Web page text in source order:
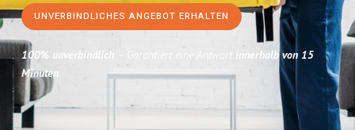
UNVERBINDLICHES ANGEBOT ERHALTEN
100% unverbindlich – Garantiert eine Antwort innerhalb von 15
Minuten.